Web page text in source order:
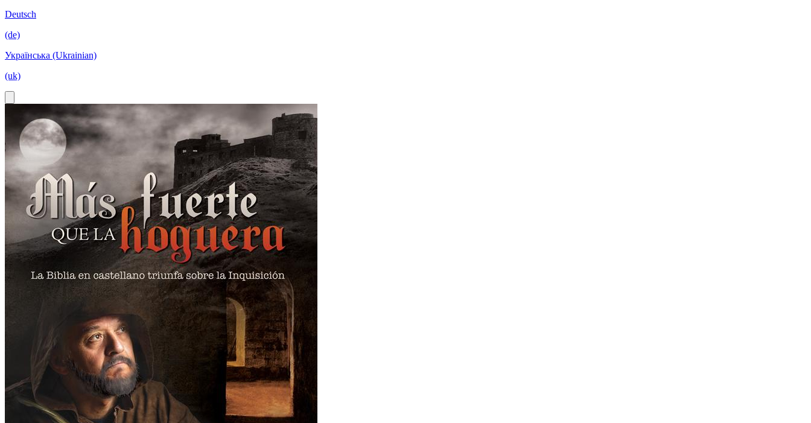
Deutsch
(de)
Українська (Ukrainian)
(uk)